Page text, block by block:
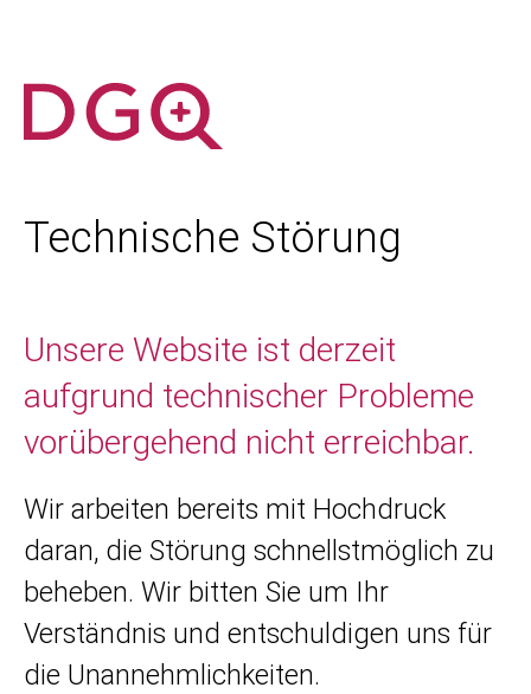
Technische Störung
Unsere Website ist derzeit
aufgrund technischer Probleme
vorübergehend nicht erreichbar.
Wir arbeiten bereits mit Hochdruck
daran, die Störung schnellstmöglich zu
beheben. Wir bitten Sie um Ihr
Verständnis und entschuldigen uns für
die Unannehmlichkeiten.